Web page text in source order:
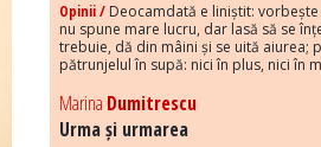
Opinii / Deocamdată e liniștit:
nu spune mare lucru, dar lasă să se
trebuie, dă din mâini și se uită aiurea;
pătrunjelul în supă: nici în plus, nici în
Marina Dumitrescu
Urma și urmarea